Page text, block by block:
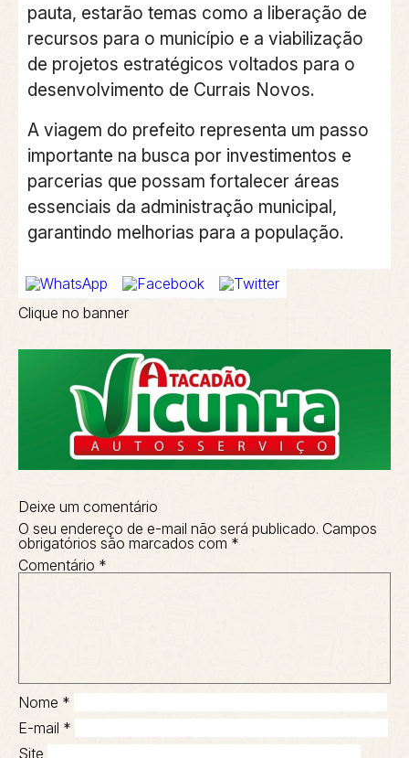
pauta, estarão temas como a liberação de
recursos para o município e a viabilização
de projetos estratégicos voltados para o
desenvolvimento de Currais Novos.
A viagem do prefeito representa um passo
importante na busca por investimentos e
parcerias que possam fortalecer áreas
essenciais da administração municipal,
garantindo melhorias para a população.
Clique no banner
Deixe um comentário
O seu endereço de e-mail não será publicado. Campos
obrigatórios são marcados com *
Comentário *
Nome *
E-mail *
Site